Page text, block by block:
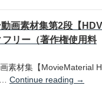
画素材集第2段【HDV
リー（著作権使用料
素材集【MovieMaterial H
Continue reading →